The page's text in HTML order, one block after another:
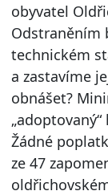
obyvatel
Odstraněním
technickém
a zastavíme
obnášet?
Žádné
ze 47